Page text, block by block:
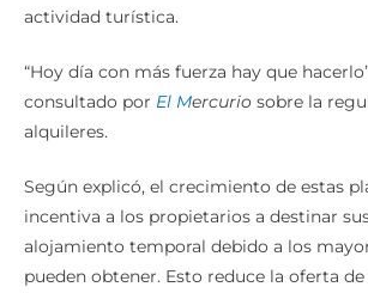
actividad turística.
“Hoy día con más fuerza hay que
consultado por El Mercurio sobre la
alquileres.
Según explicó, el crecimiento de estas
incentiva a los propietarios a destinar
alojamiento temporal debido a los
pueden obtener. Esto reduce la oferta